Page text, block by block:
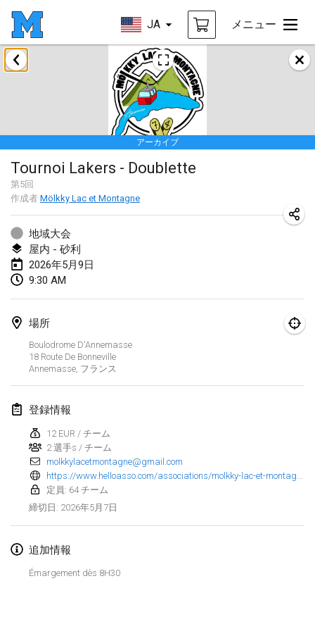
JA メニュー
アーカイブ
Tournoi Lakers - Doublette
第5回
作成者 Mölkky Lac et Montagne
地域大会
屋内 - 砂利
2026年5月9日
9:30 AM
場所
Boulodrome D'Annemasse
18 Route De Bonneville
Annemasse, フランス
登録情報
12 EUR / チーム
2 選手s / チーム
molkkylacetmontagne@gmail.com
定員: 64 チーム
締切日 : 2026年5月7日
追加情報
Émargement dès 8H30
2026年1月
Tournoi de la bonne année
|フランス
Open de Boulay Triplette
2026年1月17日| フランス
Concours de Honnelles
2026年1月18日|ベルギー
Tournoi de Mölkky - Lesfous Dubâtonvaigeois
2026年1月31日
2026年2月1日|オーストラリア
Indoor Polish Open 2026 - Doubles
2026年2月7日
Lazala Indoor Cup ZMGZEG
2026年2月7日|
Indoor Polish Open 2026 - Singles
2026年2月8日|ポーランド
2026年2月14日